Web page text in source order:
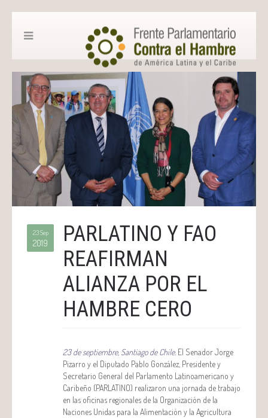
23 Sep
2019
PARLATINO Y FAO
REAFIRMAN
ALIANZA POR EL
HAMBRE CERO
23 de septiembre, Santiago de Chile. El Senador Jorge
Pizarro y el Diputado Pablo González, Presidente y
Secretario General del Parlamento Latinoamericano y
Caribeño (PARLATINO) realizaron una jornada de trabajo
en las oficinas regionales de la Organización de la
Naciones Unidas para la Alimentación y la Agricultura